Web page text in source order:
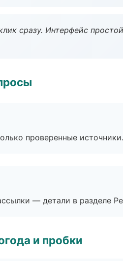
сразу. Интерфейс
проверенные источники.
— детали в разделе
и пробки